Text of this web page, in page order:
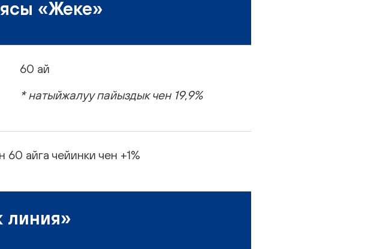
«Жеке»
60 ай
* натыйжалуу пайыздык чен 19,9%
60 айга чейинки чен +1%
линия»